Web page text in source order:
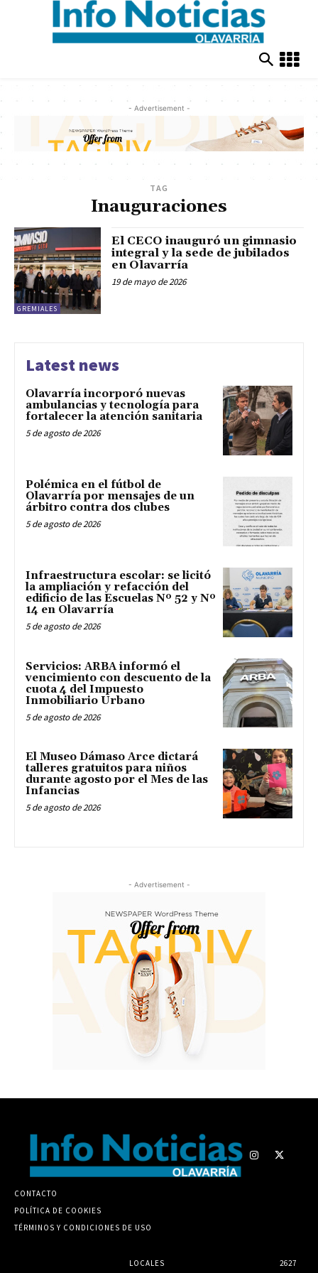
- Advertisement -
TAG
Inauguraciones
GREMIALES
El CECO inauguró un gimnasio
integral y la sede de jubilados
en Olavarría
19 de mayo de 2026
Latest news
Olavarría incorporó nuevas
ambulancias y tecnología para
fortalecer la atención sanitaria
5 de agosto de 2026
Polémica en el fútbol de
Olavarría por mensajes de un
árbitro contra dos clubes
5 de agosto de 2026
Infraestructura escolar: se licitó
la ampliación y refacción del
edificio de las Escuelas Nº 52 y Nº
14 en Olavarría
5 de agosto de 2026
Servicios: ARBA informó el
vencimiento con descuento de la
cuota 4 del Impuesto
Inmobiliario Urbano
5 de agosto de 2026
El Museo Dámaso Arce dictará
talleres gratuitos para niños
durante agosto por el Mes de las
Infancias
5 de agosto de 2026
- Advertisement -
CONTACTO
POLÍTICA DE COOKIES
TÉRMINOS Y CONDICIONES DE USO
LOCALES 2627